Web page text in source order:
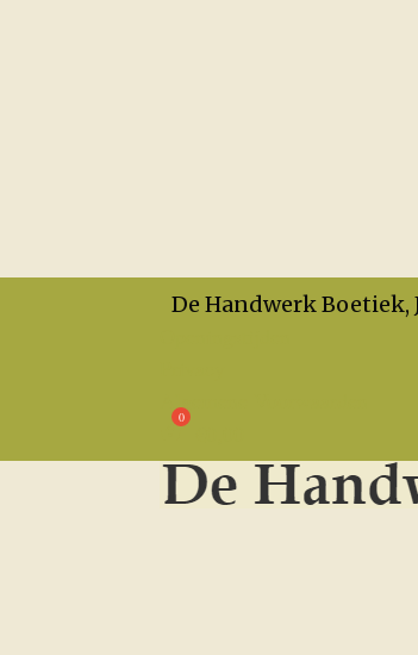
De Handwerk Boetiek,
Algemene Voorwaarden